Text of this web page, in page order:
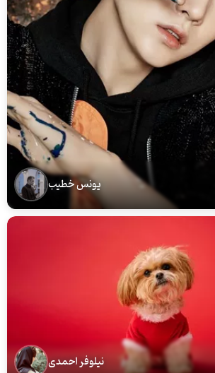
یونس خطیب
نیلوفر احمدی